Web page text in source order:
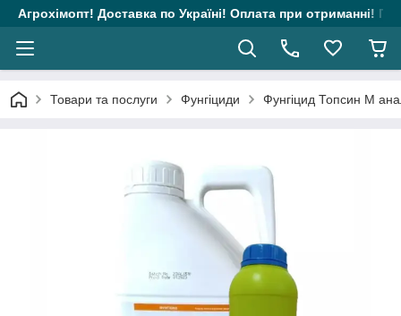
Агрохімопт! Доставка по Україні! Оплата при отриманні!
Товари та послуги Фунгіциди Фунгіцид Топсин М